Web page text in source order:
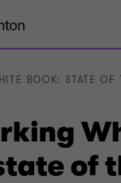
of
BOOK: STATE OF